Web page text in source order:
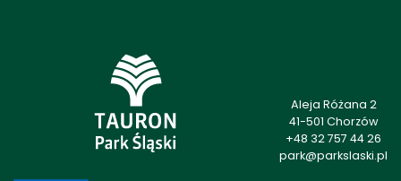
Aleja Różana 2
41-501 Chorzów
+48 32 757 44 26
park@parkslaski.pl